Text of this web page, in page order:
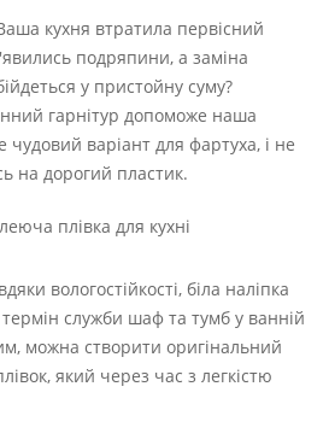
кухня втратила первісний
подряпини, а заміна
у пристойну суму?
гарнітур допоможе наша
чудовий варіант для фартуха, і не
на дорогий пластик.
вологостійкості, біла наліпка
служби шаф та тумб у ванній
можна створити оригінальний
який через час з легкістю